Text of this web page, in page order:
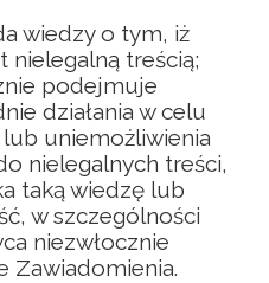
wiedzy o tym, iż
nielegalną treścią;
podejmuje
działania w celu
uniemożliwienia
nielegalnych treści,
taką wiedzę lub
w szczególności
niezwłocznie
Zawiadomienia.